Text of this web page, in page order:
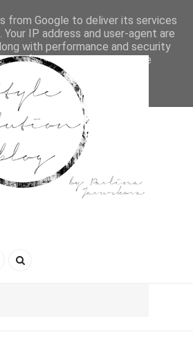
from Google to deliver its services
IP address and user-agent are
with performance and security
of service, generate usage
and address abuse.
MORE GOT IT